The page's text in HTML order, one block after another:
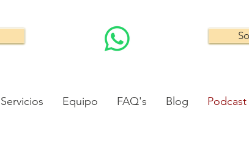
Servicios Equipo FAQ's Blog Podcast